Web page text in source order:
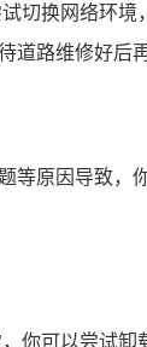
切换网络环
道路维修好后
原因导致
你可以尝试